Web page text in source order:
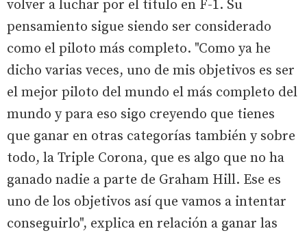
volver a luchar por el título en F-1. Su
pensamiento sigue siendo ser considerado
como el piloto más completo. "Como ya he
dicho varias veces, uno de mis objetivos es ser
el mejor piloto del mundo el más completo del
mundo y para eso sigo creyendo que tienes
que ganar en otras categorías también y sobre
todo, la Triple Corona, que es algo que no ha
ganado nadie a parte de Graham Hill. Ese es
uno de los objetivos así que vamos a intentar
conseguirlo", explica en relación a ganar las